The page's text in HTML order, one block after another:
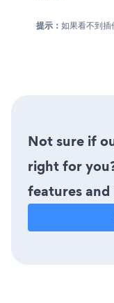
提示： 如果看不到插
Not sure if
right for
features